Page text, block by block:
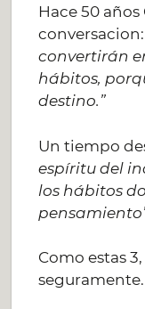
Hace 50
conversacion:
convertirán
hábitos,
destino.”
Un tiempo
espíritu del
los hábitos
Como estas
seguramente.